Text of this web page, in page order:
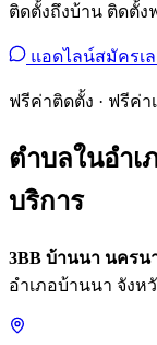
ติดตั้งถึงบ้าน ติดตั้ง
แอดไลน์สมัครเ
ฟรีค่าติดตั้ง · ฟรีค่า
ตำบลในอำเ
บริการ
3BB บ้านนา นครน
อำเภอบ้านนา จัง